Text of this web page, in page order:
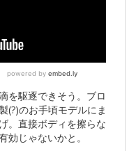
を駆逐できそう。ブロ
(?)のお手頃モデルにま
。直接ボディを擦らな
効じゃないかと。